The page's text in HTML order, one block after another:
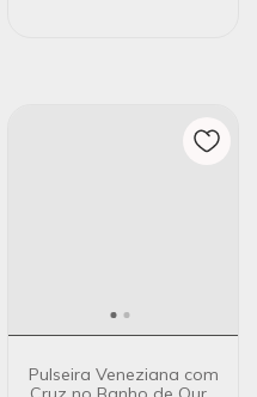
Pulseira Veneziana com